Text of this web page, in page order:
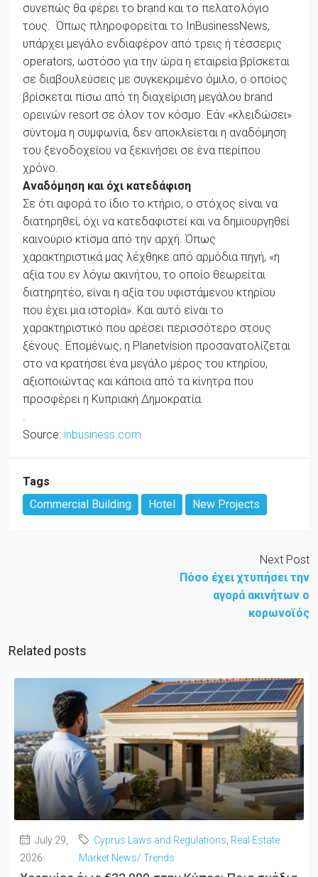
συνεπώς θα φέρει το brand και το πελατολόγιο
τους. Όπως πληροφορείται το InBusinessNews,
υπάρχει μεγάλο ενδιαφέρον από τρεις ή τέσσερις
operators, ωστόσο για την ώρα η εταιρεία βρίσκεται
σε διαβουλεύσεις με συγκεκριμένο όμιλο, ο οποίος
βρίσκεται πίσω από τη διαχείριση μεγάλου brand
ορεινών resort σε όλον τον κόσμο. Εάν «κλειδώσει»
σύντομα η συμφωνία, δεν αποκλείεται η αναδόμηση
του ξενοδοχείου να ξεκινήσει σε ένα περίπου
χρόνο.
Αναδόμηση και όχι κατεδάφιση
Σε ότι αφορά το ίδιο το κτήριο, ο στόχος είναι να
διατηρηθεί, όχι να κατεδαφιστεί και να δημιουργηθεί
καινούριο κτίσμα από την αρχή. Όπως
χαρακτηριστικά μας λέχθηκε από αρμόδια πηγή, «η
αξία του εν λόγω ακινήτου, το οποίο θεωρείται
διατηρητέο, είναι η αξία του υφιστάμενου κτηρίου
που έχει μια ιστορία». Και αυτό είναι το
χαρακτηριστικό που αρέσει περισσότερο στους
ξένους. Επομένως, η Planetvision προσανατολίζεται
στο να κρατήσει ένα μεγάλο μέρος του κτηρίου,
αξιοποιώντας και κάποια από τα κίνητρα που
προσφέρει η Κυπριακή Δημοκρατία.
.
Source: inbusiness.com
Tags
Commercial Building
Hotel New Projects
Next Post
Πόσο έχει χτυπήσει την
αγορά ακινήτων ο
κορωνοϊός
Related posts
July 29,
2026
Cyprus Laws and Regulations Real Estate
Market News/ Trends